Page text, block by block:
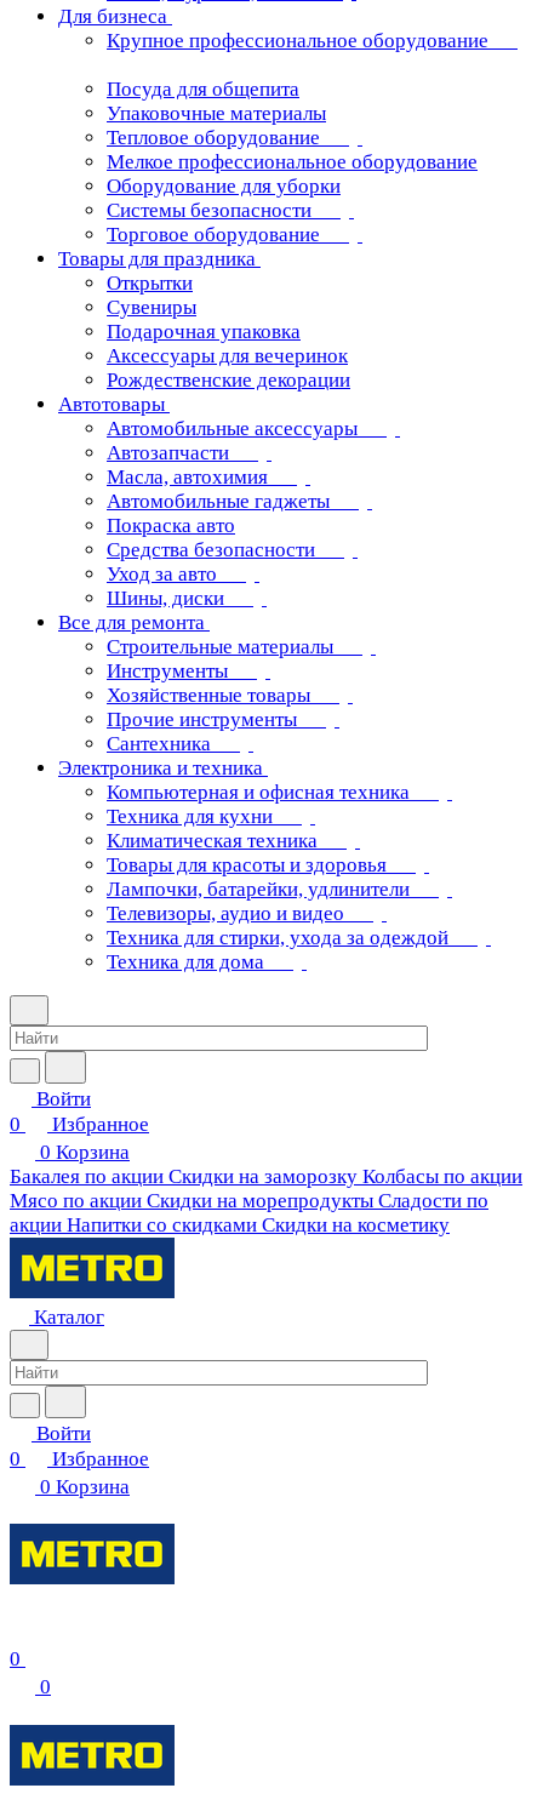
Для бизнеса
Крупное профессиональное оборудование
Посуда для общепита
Упаковочные материалы
Тепловое оборудование
Мелкое профессиональное оборудование
Оборудование для уборки
Системы безопасности
Торговое оборудование
Товары для праздника
Открытки
Сувениры
Подарочная упаковка
Аксессуары для вечеринок
Рождественские декорации
Автотовары
Автомобильные аксессуары
Автозапчасти
Масла, автохимия
Автомобильные гаджеты
Покраска авто
Средства безопасности
Уход за авто
Шины, диски
Все для ремонта
Строительные материалы
Инструменты
Хозяйственные товары
Прочие инструменты
Сантехника
Электроника и техника
Компьютерная и офисная техника
Техника для кухни
Климатическая техника
Товары для красоты и здоровья
Лампочки, батарейки, удлинители
Телевизоры, аудио и видео
Техника для стирки, ухода за одеждой
Техника для дома
Войти
0
Избранное
0 Корзина
Бакалея по акции Скидки на заморозку Колбасы по акции
Мясо по акции Скидки на морепродукты Сладости по
акции Напитки со скидками Скидки на косметику
Каталог
Войти
0
Избранное
0 Корзина
0
0